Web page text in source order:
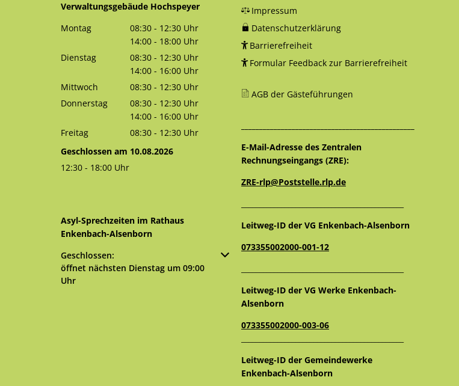
Verwaltungsgebäude Hochspeyer
Montag
08:30 - 12:30 Uhr
Von 08:30 bis 12:30 Uhr
14:00 - 18:00 Uhr
Von 14:00 bis 18:00 Uhr
Dienstag 08:30 - 12:30 Uhr
Von 08:30 bis 12:30 Uhr
14:00 - 16:00 Uhr
Von 14:00 bis 16:00 Uhr
Mittwoch 08:30 - 12:30 Uhr
Von 08:30 bis 12:30 Uhr
Donnerstag 08:30 - 12:30 Uhr
Von 08:30 bis 12:30 Uhr
14:00 - 16:00 Uhr
Von 14:00 bis 16:00 Uhr
Freitag 08:30 - 12:30 Uhr
Von 08:30 bis 12:30 Uhr
Geschlossen am 10.08.2026
12:30 - 18:00 Uhr
Asyl-Sprechzeiten im Rathaus
Enkenbach-Alsenborn
Klicken, um weitere Öffnungs- oder Schließzeiten auszublenden
Geschlossen:
öffnet nächsten Dienstag um 09:00
Uhr
Impressum
Datenschutzerklärung
Barrierefreiheit
Formular Feedback zur Barrierefreiheit
AGB der Gästeführungen
E-Mail-Adresse des Zentralen
Rechnungseingangs (ZRE):
ZRE-rlp@Poststelle.rlp.de
Leitweg-ID der VG Enkenbach-Alsenborn
073355002000-001-12
Leitweg-ID der VG Werke Enkenbach-
Alsenborn
073355002000-003-06
Leitweg-ID der Gemeindewerke
Enkenbach-Alsenborn